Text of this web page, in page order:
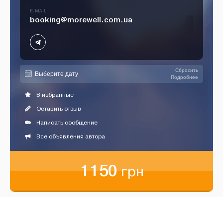
E-MAIL
booking@morewell.com.ua
Сбросить
Подробнее
В избранные
Оставить отзыв
Написать сообщение
Все объявления автора
1150грн